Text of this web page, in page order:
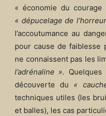
« économie du
« dépucelage de
l’accoutumance au
pour cause de faiblesse
ne connaissent pas les
l’adrénaline ». Quelques
découverte du «
techniques utiles (les
et balles), les cas